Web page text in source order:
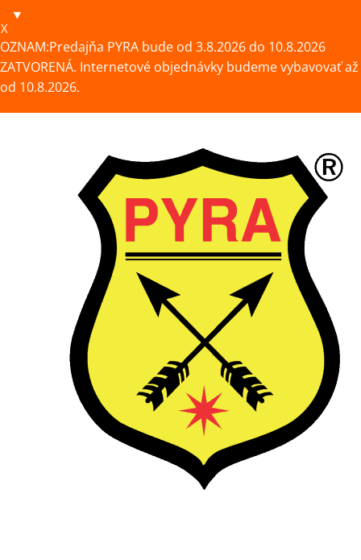
X
OZNAM:Predajňa PYRA bude od 3.8.2026 do 10.8.2026
ZATVORENÁ. Internetové objednávky budeme vybavovať až
od 10.8.2026.